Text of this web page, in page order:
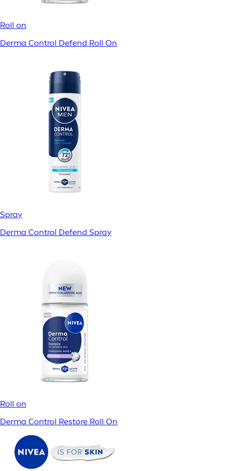
Roll on
Derma Control Defend Roll On
Spray
Derma Control Defend Spray
Roll on
Derma Control Restore Roll On